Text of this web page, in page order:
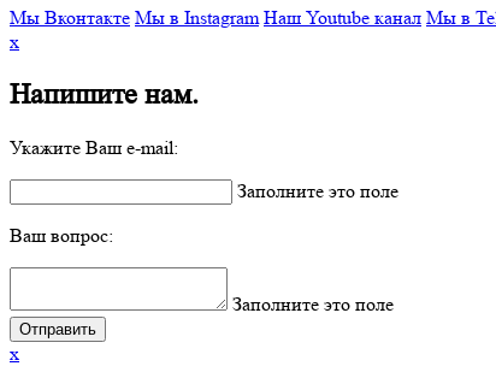
Мы Вконтакте Мы в Instagram Наш Youtube канал Мы в
x
Напишите нам.
Укажите Ваш e-mail:
Заполните это поле
Ваш вопрос:
Заполните это поле
x